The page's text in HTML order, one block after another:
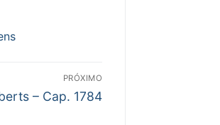
PRÓXIMO
– Cap. 1784